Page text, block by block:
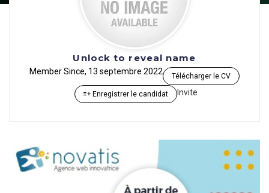
Unlock to reveal name
Member Since, 13 septembre 2022 Télécharger le CV
Enregistrer le candidat Invite